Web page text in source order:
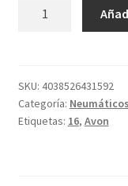
77V
TL
COBRA
SKU: 4038526431592
Categoría: Neumáticos
Etiquetas: 16, Avon